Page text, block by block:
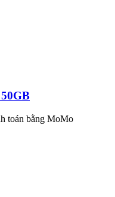
toán bằng MoMo